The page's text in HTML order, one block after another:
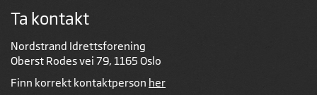
Ta kontakt
Nordstrand Idrettsforening
Oberst Rodes vei 79, 1165 Oslo
Finn korrekt kontaktperson her